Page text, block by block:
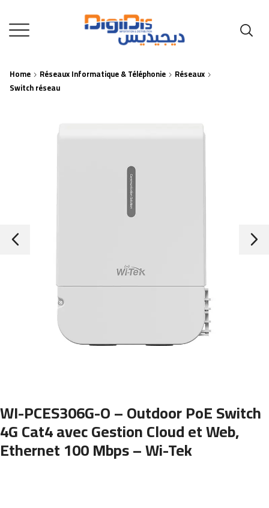
Home Réseaux Informatique & Téléphonie
Réseaux
Switch réseau
WI-PCES306G-O – Outdoor PoE Switch
4G Cat4 avec Gestion Cloud et Web,
Ethernet 100 Mbps – Wi-Tek